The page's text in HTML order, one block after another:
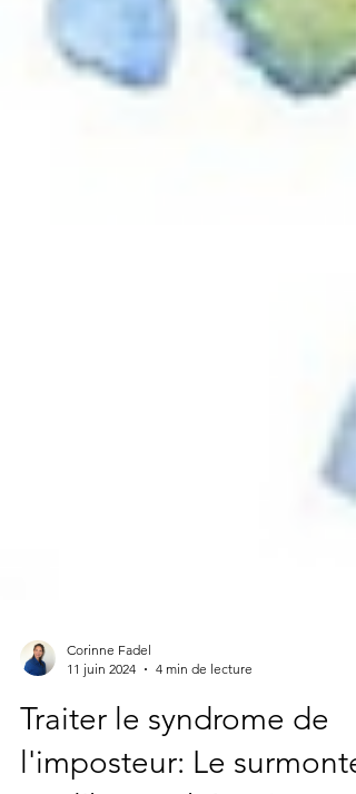
Corinne Fadel
11 juin 2024
4 min de lecture
Traiter le syndrome de